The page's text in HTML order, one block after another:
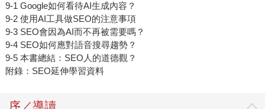
9-1 Google如何看待AI生成內容？
9-2 使用AI工具做SEO的注意事項
9-3 SEO會因為AI而不再被需要嗎？
9-4 SEO如何應對語音搜尋趨勢？
9-5 本書總結：SEO人的道德觀？
附錄：SEO延伸學習資料
序／導讀